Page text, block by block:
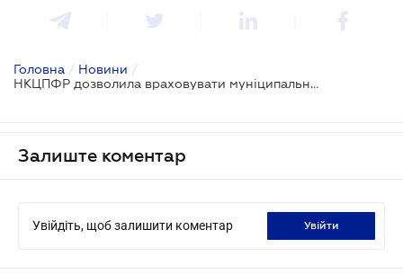
Головна / Новини /
НКЦПФР дозволила враховувати муніципальні облігації у нормативі ліквідності
Залиште коментар
Увійдіть, щоб залишити коментар увійти